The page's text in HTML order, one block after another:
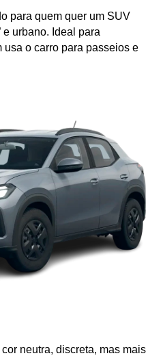
para quem quer um SUV
e urbano. Ideal para
o carro para passeios e
neutra, discreta, mas mais